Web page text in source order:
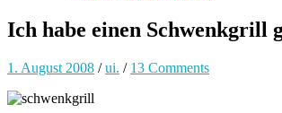
Ich habe einen Schwenkgrill
1. August 2008 /ui. / 13 Comments